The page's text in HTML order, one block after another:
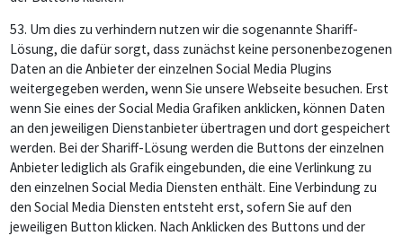
53. Um dies zu verhindern nutzen wir die sogenannte Shariff-
Lösung, die dafür sorgt, dass zunächst keine personenbezogenen
Daten an die Anbieter der einzelnen Social Media Plugins
weitergegeben werden, wenn Sie unsere Webseite besuchen. Erst
wenn Sie eines der Social Media Grafiken anklicken, können Daten
an den jeweiligen Dienstanbieter übertragen und dort gespeichert
werden. Bei der Shariff-Lösung werden die Buttons der einzelnen
Anbieter lediglich als Grafik eingebunden, die eine Verlinkung zu
den einzelnen Social Media Diensten enthält. Eine Verbindung zu
den Social Media Diensten entsteht erst, sofern Sie auf den
jeweiligen Button klicken. Nach Anklicken des Buttons und der